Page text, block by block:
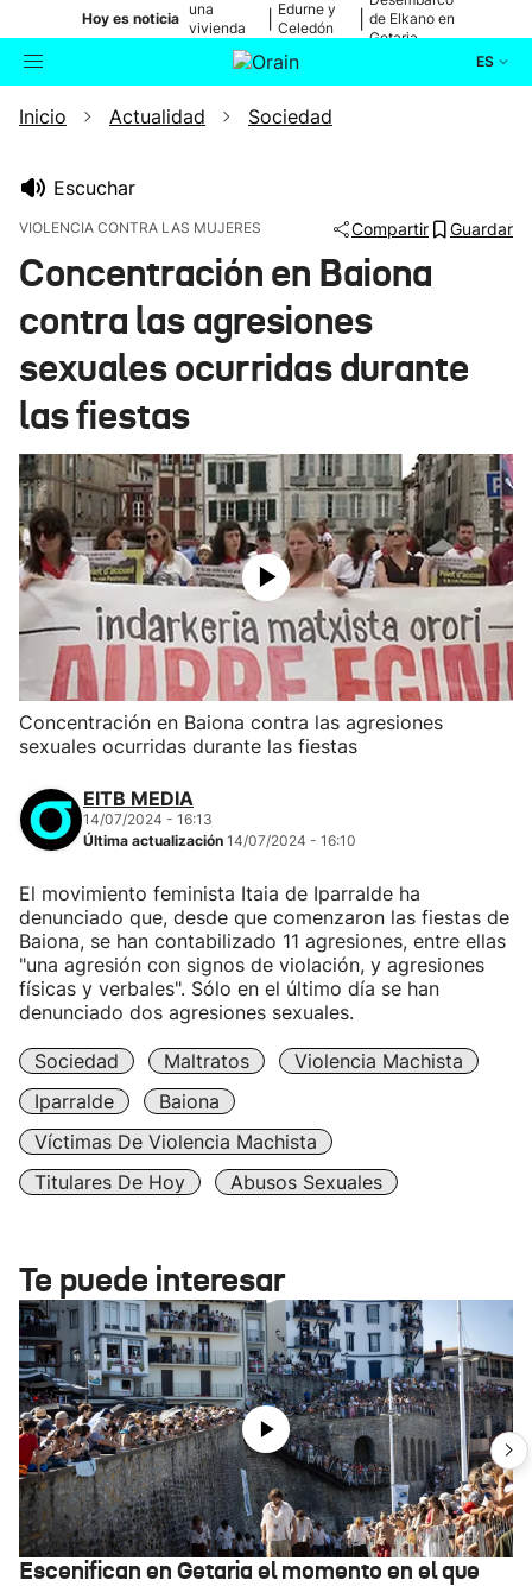
Hoy es noticia
una
vivienda
de Bilbao
Edurne y
Celedón
de Elkano en
Getaria
ES
Buscador Actualidad
Ikusmiran
Eguraldia
Inicio Actualidad Sociedad
Escuchar
VIOLENCIA CONTRA LAS MUJERES Compartir Guardar
Concentración en Baiona
contra las agresiones
sexuales ocurridas durante
las fiestas
Concentración en Baiona contra las agresiones
sexuales ocurridas durante las fiestas
EITB MEDIA
14/07/2024 - 16:13
Última actualización 14/07/2024 - 16:10
El movimiento feminista Itaia de Iparralde ha
denunciado que, desde que comenzaron las fiestas de
Baiona, se han contabilizado 11 agresiones, entre ellas
"una agresión con signos de violación, y agresiones
físicas y verbales". Sólo en el último día se han
denunciado dos agresiones sexuales.
Sociedad Maltratos
Violencia Machista
Iparralde
Baiona
Víctimas De Violencia Machista
Titulares De Hoy
Abusos Sexuales
Te puede interesar
Escenifican en Getaria el momento en el que